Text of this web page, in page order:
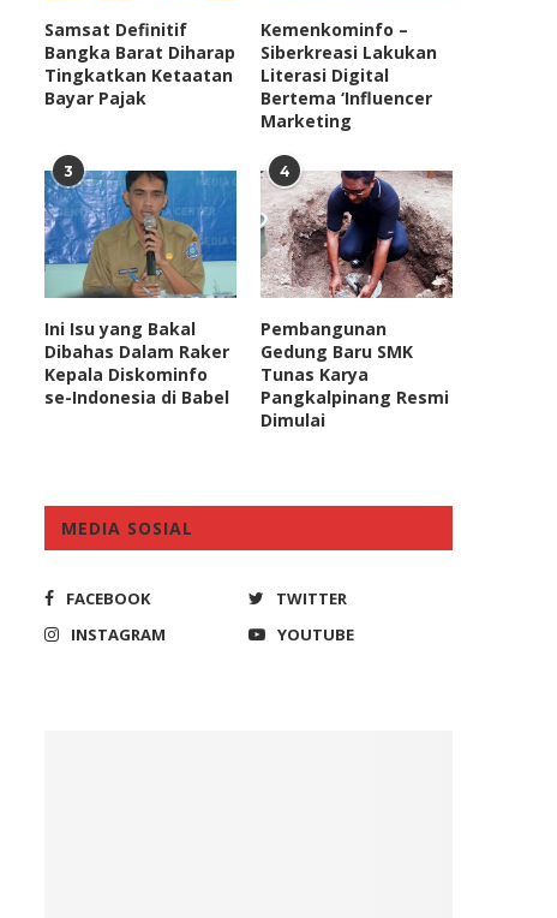
Tak Ingin Pencaplokan Wilayah
Timor Timur Terulang, DPR...
May 29, 2023
DPR Ungkap Belum Ada
February 2, 2022
Samsat Definitif
Bangka Barat Diharap
Tingkatkan Ketaatan
Bayar Pajak
Kemenkominfo –
Siberkreasi Lakukan
Literasi Digital
Bertema ‘Influencer
Marketing
3
Ini Isu yang Bakal
Dibahas Dalam Raker
Kepala Diskominfo
se-Indonesia di Babel
4
Pembangunan
Gedung Baru SMK
Tunas Karya
Pangkalpinang Resmi
Dimulai
MEDIA SOSIAL
FACEBOOK
TWITTER
INSTAGRAM
YOUTUBE